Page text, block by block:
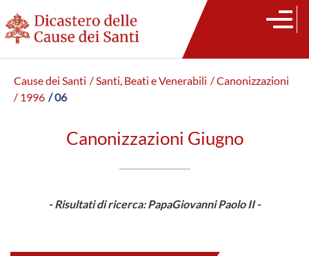
Cause dei Santi / Santi, Beati e Venerabili / Canonizzazioni
/ 1996 / 06
Canonizzazioni Giugno
- Risultati di ricerca: PapaGiovanni Paolo II -